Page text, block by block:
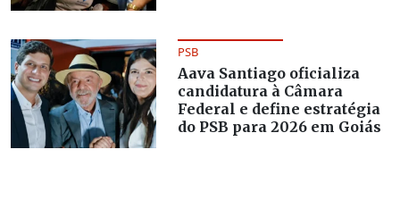
PSB
Aava Santiago oficializa
candidatura à Câmara
Federal e define estratégia
do PSB para 2026 em Goiás